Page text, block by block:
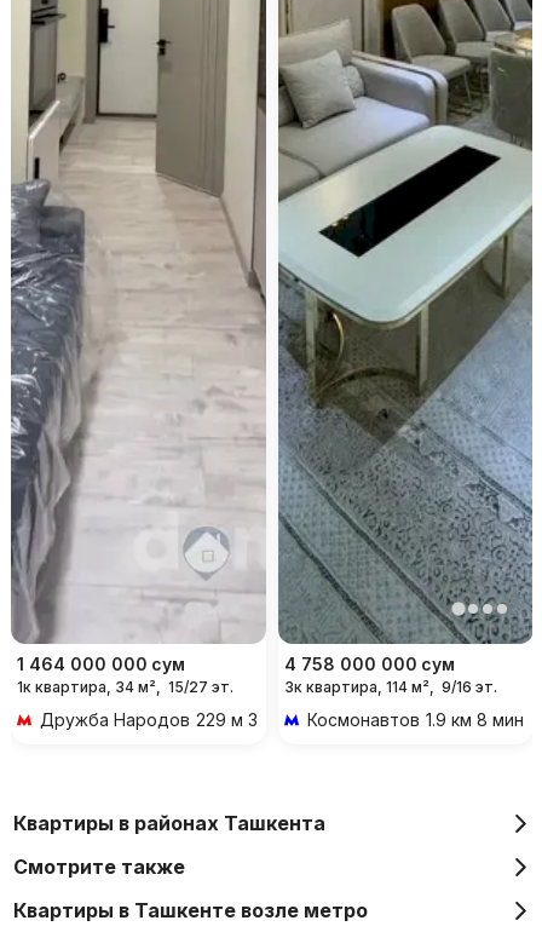
1 464 000 000 сум
1к квартира, 34 м², 15/27 эт.
Дружба Народов 229 м 3 мин пешком
4 758 000 000 сум
3к квартира, 114 м², 9/16 эт.
Космонавтов 1.9 км 8 мин
Квартиры в районах Ташкента
Смотрите также
Квартиры в Ташкенте возле метро